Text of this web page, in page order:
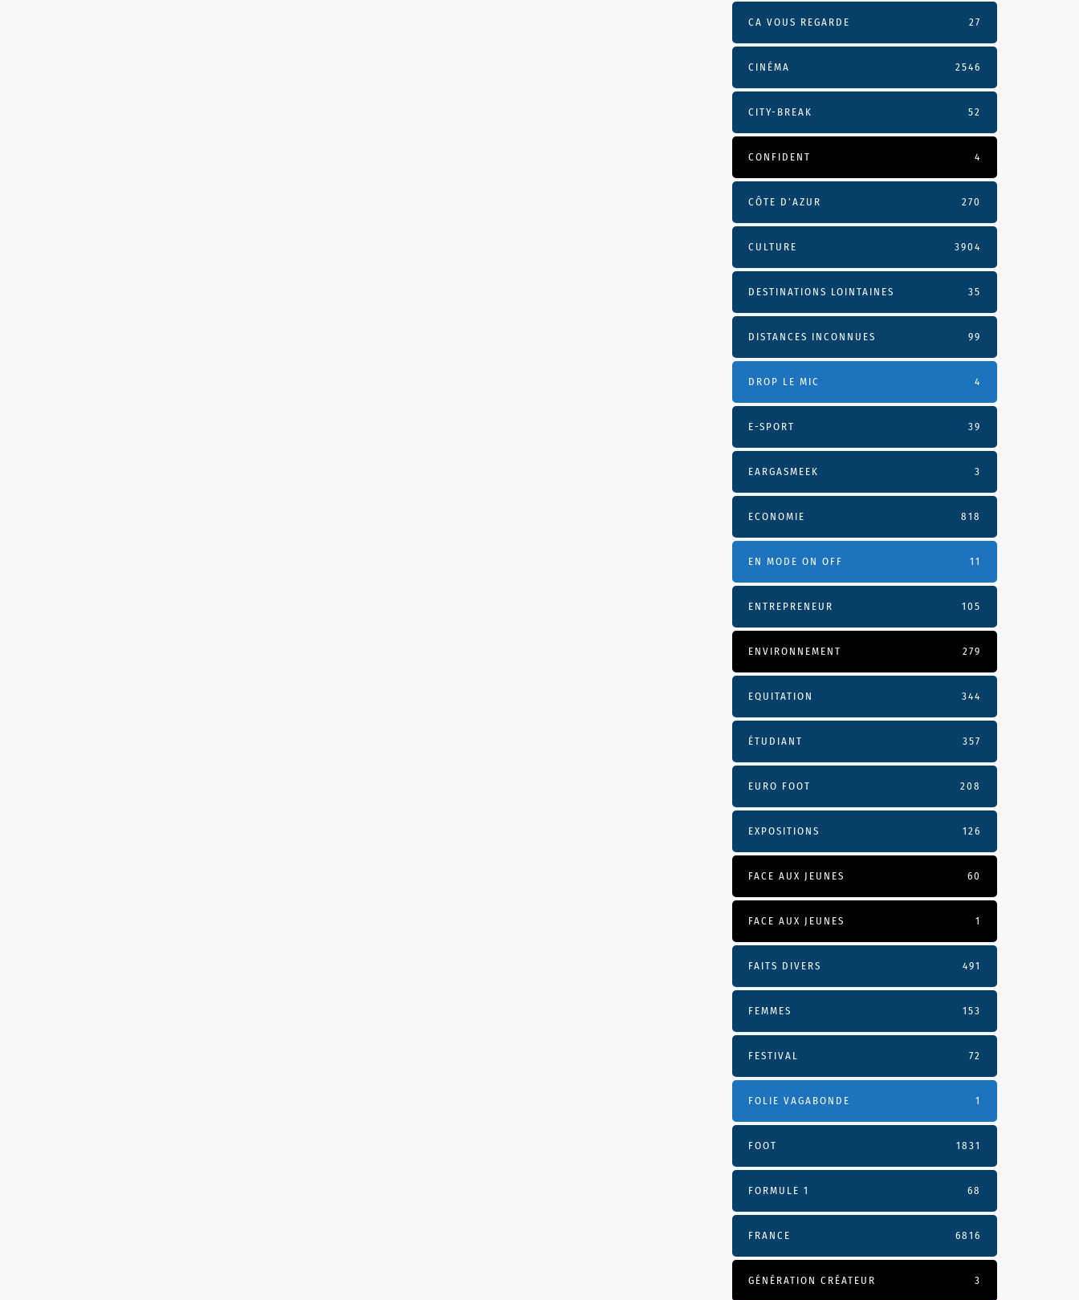
CA VOUS REGARDE 27
CINÉMA 2546
CITY-BREAK 52
CONFIDENT 4
CÔTE D’AZUR 270
CULTURE 3904
DESTINATIONS LOINTAINES 35
DISTANCES INCONNUES 99
DROP LE MIC 4
E-SPORT 39
EARGASMEEK 3
ECONOMIE 818
EN MODE ON OFF 11
ENTREPRENEUR 105
ENVIRONNEMENT 279
EQUITATION 344
ÉTUDIANT 357
EURO FOOT 208
EXPOSITIONS 126
FACE AUX JEUNES 60
FACE AUX JEUNES 1
FAITS DIVERS 491
FEMMES 153
FESTIVAL 72
FOLIE VAGABONDE 1
FOOT 1831
FORMULE 1 68
FRANCE 6816
GÉNÉRATION CRÉATEUR 3